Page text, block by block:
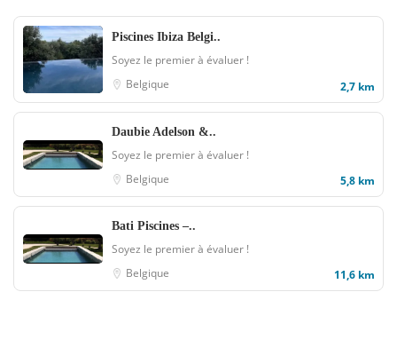
Piscines Ibiza Belgi..
Soyez le premier à évaluer !
Belgique
2,7 km
Daubie Adelson &..
Soyez le premier à évaluer !
Belgique
5,8 km
Bati Piscines –..
Soyez le premier à évaluer !
Belgique
11,6 km